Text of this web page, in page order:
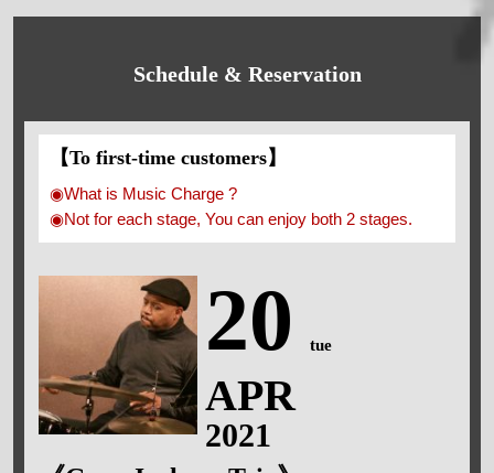
Schedule & Reservation
【To first-time customers】
◉What is Music Charge ?
◉Not for each stage, You can enjoy both 2 stages.
20 tue
APR
2021